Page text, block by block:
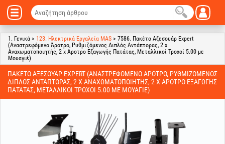
1. Γενικά > 123. Ηλεκτρικά Εργαλεία MAS > 7586. Πακέτο Αξεσουάρ Expert
(Αναστρεφόμενο Άροτρο, Ρυθμιζόμενος Διπλός Αντάπτορας, 2 x
Αναχωματοποιητής, 2 x Άροτρο Εξαγωγής Πατάτας, Μεταλλικοί Τροχοί 5.00 με
Μουαγιέ)
ΠΑΚΈΤΟ ΑΞΕΣΟΥΆΡ EXPERT (ΑΝΑΣΤΡΕΦΌΜΕΝΟ ΆΡΟΤΡΟ, ΡΥΘΜΙΖΌΜΕΝΟΣ
ΔΙΠΛΌΣ ΑΝΤΆΠΤΟΡΑΣ, 2 X ΑΝΑΧΩΜΑΤΟΠΟΙΗΤΉΣ, 2 X ΆΡΟΤΡΟ ΕΞΑΓΩΓΉΣ
ΠΑΤΆΤΑΣ, ΜΕΤΑΛΛΙΚΟΊ ΤΡΟΧΟΊ 5.00 ΜΕ ΜΟΥΑΓΙΈ)